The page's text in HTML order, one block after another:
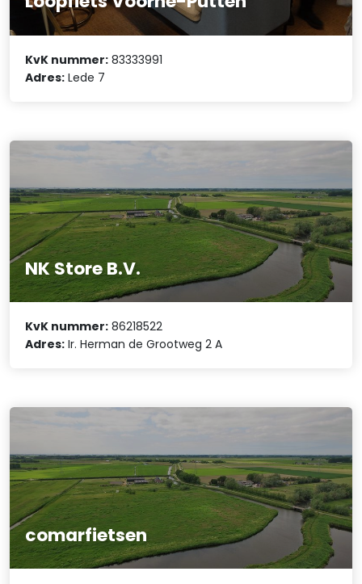
KvK nummer: 83333991
Adres: Lede 7
NK Store B.V.
KvK nummer: 86218522
Adres: Ir. Herman de Grootweg 2 A
comarfietsen